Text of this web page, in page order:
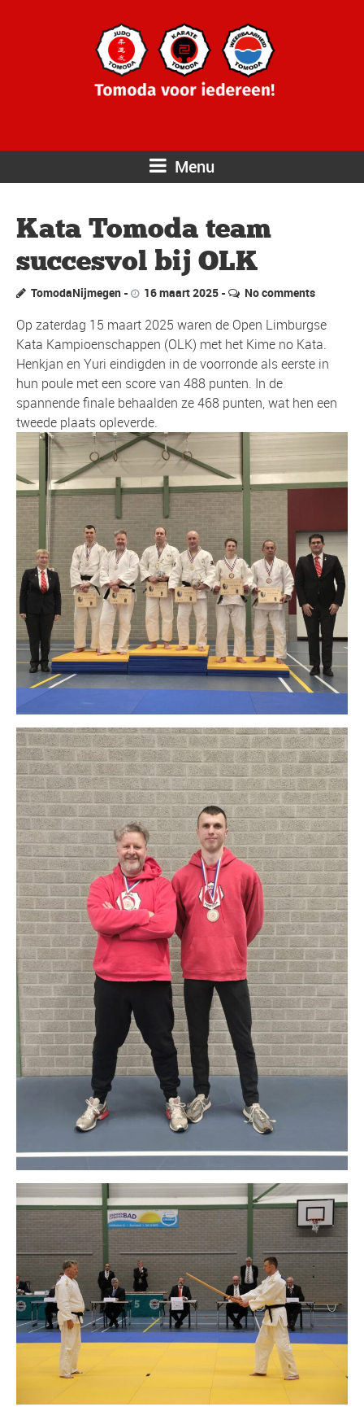
Menu
Kata Tomoda team
succesvol bij OLK
TomodaNijmegen 16 maart 2025 No comments
Op zaterdag 15 maart 2025 waren de Open Limburgse
Kata Kampioenschappen (OLK) met het Kime no Kata.
Henkjan en Yuri eindigden in de voorronde als eerste in
hun poule met een score van 488 punten. In de
spannende finale behaalden ze 468 punten, wat hen een
tweede plaats opleverde.